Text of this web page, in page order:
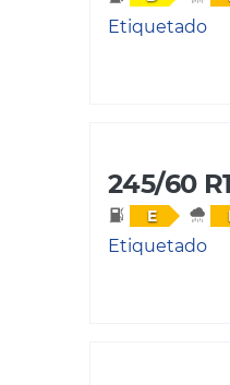
Etiquetado
245/60
E
Etiquetado